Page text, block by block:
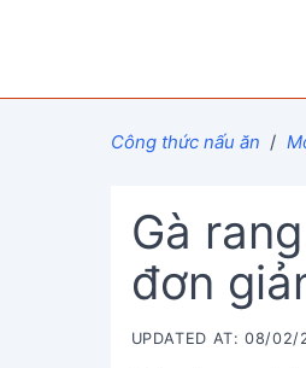
Công thức nấu ăn /
Gà
đơn
UPDATED AT: 08/02/